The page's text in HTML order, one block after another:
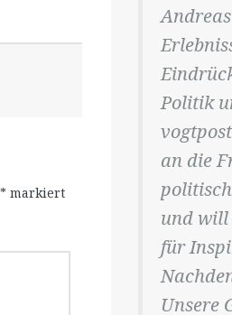
* markiert
Politik
an die
und will
für
Unsere